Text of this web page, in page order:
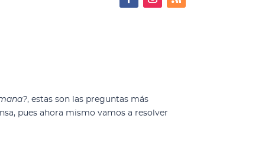
, estas son las preguntas más
pues ahora mismo vamos a resolver